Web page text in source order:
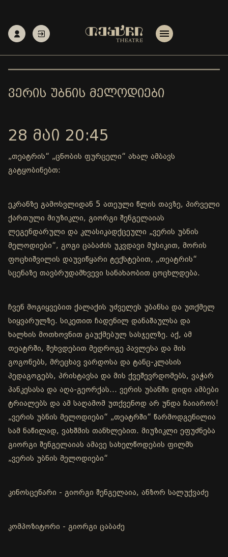
ᲕᲔᲠᲘᲡ ᲣᲑᲜᲘᲡ ᲛᲔᲚᲝᲓᲘᲔᲑᲘ
28 ᲛᲐᲘ 20:45
„თეატრის“ „ცნობის ფურცელი“ ახალ ამბავს
გატყობინებთ:
ეკრანზე გამოსვლიდან 5 ათეული წლის თავზე, პირველი
ქართული მიუზიკლი, გიორგი შენგელაიას
ლეგენდარული და კლასიკადქცეული „ვერის უბნის
მელოდიები“, გოგი ცაბაძის უკვდავი მუსიკით, მორის
ფოცხიშვილის დაუვიწყარი ტექსტებით, „თეატრის“
სცენაზე თავბრუდამხვევი სანახაობით ცოცხლდება.
ჩვენ მოგიყვებით ქალაქის უძველეს უბანსა და უთქმელ
სიყვარულზე. სიკეთით ჩადენილ დანაშაულსა და
ხალხის მოთხოვნით გაუქმებულ სასჯელზე. აქ, ამ
თეატრში, შეხვდებით მედროგე პავლესა და მის
გოგონებს, მრეცხავ ვარდოსა და ტანც-კლასის
პედაგოგებს, პრისტავსა და მის ქვეშევრდომებს, ვაჭარ
პანკესასა და აღა-გეორქას... ვერის უბანში დიდი ამბები
ტრიალებს და ამ საღამომ უთქვენოდ არ უნდა ჩაიაროს!
„ვერის უბნის მელოდიები“ „თეატრში“ წარმოდგენილია
სამ ნაწილად, ვახშმის თანხლებით. მიუზიკლი ეფუძნება
გიორგი შენგელაიას ამავე სახელწოდების ფილმს
„ვერის უბნის მელოდიები“
კინოსცენარი - გიორგი შენგელაია, ანზორ სალუქვაძე
კომპოზიტორი - გიორგი ცაბაძე